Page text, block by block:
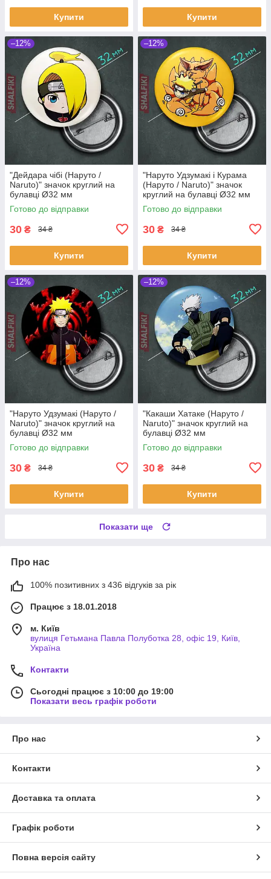
Купити Купити
–12%
"Дейдара чібі (Наруто /
Naruto)" значок круглий на
булавці Ø32 мм
Готово до відправки
30 ₴ 34 ₴
Купити
–12%
"Наруто Удзумакі і Курама
(Наруто / Naruto)" значок
круглий на булавці Ø32 мм
Готово до відправки
30 ₴ 34 ₴
Купити
–12%
"Наруто Удзумакі (Наруто /
Naruto)" значок круглий на
булавці Ø32 мм
Готово до відправки
30 ₴ 34 ₴
Купити
–12%
"Какаши Хатаке (Наруто /
Naruto)" значок круглий на
булавці Ø32 мм
Готово до відправки
30 ₴ 34 ₴
Купити
Показати ще
Про нас
100% позитивних з 436 відгуків за рік
Працює з 18.01.2018
м. Київ
вулиця Гетьмана Павла Полуботка 28, офіс 19, Київ,
Україна
Контакти
Сьогодні працює з 10:00 до 19:00
Показати весь графік роботи
Про нас
Контакти
Доставка та оплата
Графік роботи
Повна версія сайту